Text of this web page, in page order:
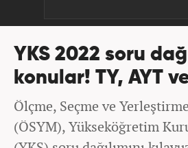
YKS 2022 soru
konular! TY, AYT
Ölçme, Seçme ve
(ÖSYM), Yükseköğretim